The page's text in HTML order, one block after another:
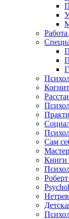
Сам